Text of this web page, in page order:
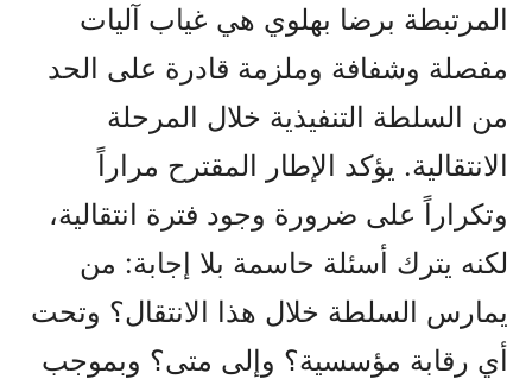
المرتبطة برضا بهلوي هي غياب آليات
مفصلة وشفافة وملزمة قادرة على الحد
من السلطة التنفيذية خلال المرحلة
الانتقالية. يؤكد الإطار المقترح مراراً
وتكراراً على ضرورة وجود فترة انتقالية،
لكنه يترك أسئلة حاسمة بلا إجابة: من
يمارس السلطة خلال هذا الانتقال؟ وتحت
أي رقابة مؤسسية؟ وإلى متى؟ وبموجب